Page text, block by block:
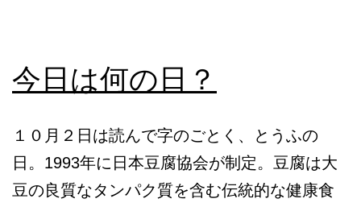
今日は何の日？
１０月２日は読んで字のごとく、とうふの
日。1993年に日本豆腐協会が制定。豆腐は大
豆の良質なタンパク質を含む伝統的な健康食